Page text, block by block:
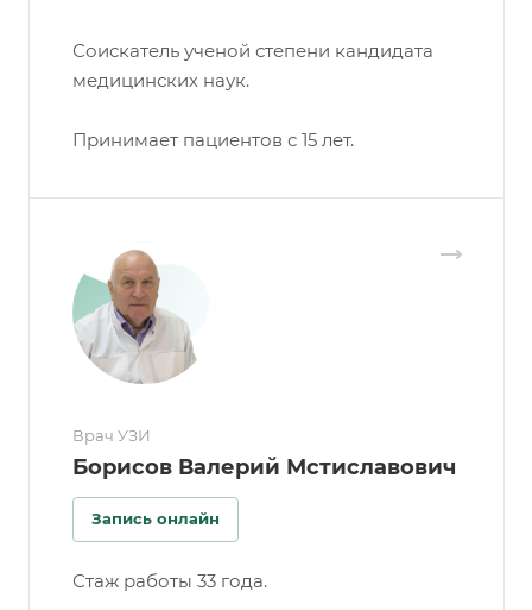
Соискатель ученой степени кандидата
медицинских наук.
Принимает пациентов с 15 лет.
Врач УЗИ
Борисов Валерий Мстиславович
Запись онлайн
Стаж работы 33 года.